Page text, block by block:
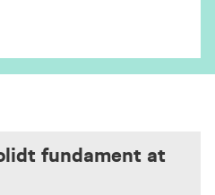
fundament at